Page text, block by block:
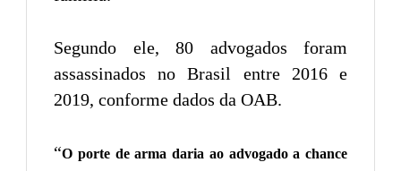
Segundo ele, 80 advogados foram
assassinados no Brasil entre 2016 e
2019, conforme dados da OAB.
“O porte de arma daria ao advogado a chance